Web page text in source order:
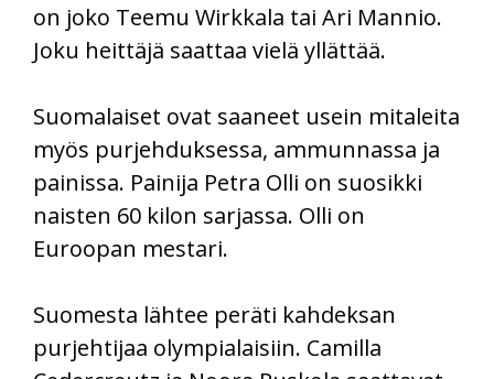
on joko Teemu Wirkkala tai Ari Mannio.
Joku heittäjä saattaa vielä yllättää.
Suomalaiset ovat saaneet usein mitaleita
myös purjehduksessa, ammunnassa ja
painissa. Painija Petra Olli on suosikki
naisten 60 kilon sarjassa. Olli on
Euroopan mestari.
Suomesta lähtee peräti kahdeksan
purjehtijaa olympialaisiin. Camilla